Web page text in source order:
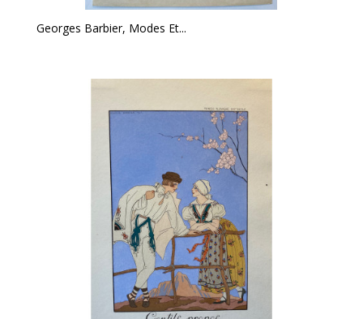
Georges Barbier, Modes Et...